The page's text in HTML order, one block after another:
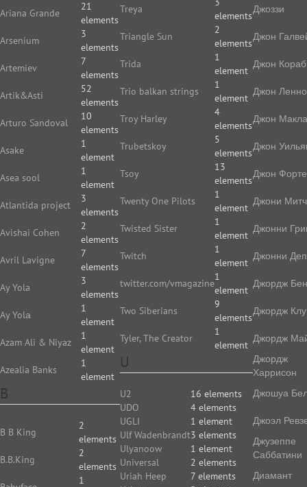
Ariana Grande
21
elements
Arsenium
3
elements
Artemiev
7
elements
Artik&Asti
52
elements
Arturo Sandoval
10
elements
Asake
1
element
Asea sool
1
element
Atlantida project
3
elements
Avishai Cohen
2
elements
Avril Lavigne
7
elements
Ay Yola
3
elements
Ay Yolа
1
element
Azam Ali & Niyaz
1
element
Azealia Banks
1
element
B
B B King
2
elements
B.B.King
2
elements
1
Treya
elements
Triangle Sun
2
elements
Trida
1
element
Trio balkan strings
1
element
Troy Harley
4
elements
Trubetskoy
5
elements
Tsoy
13
elements
Twenty One Pilots
1
element
Twisted Sister
1
element
Twitch
1
element
twitter.com/vmagazine
1
element
Two Siberians
9
elements
Tyler, The Creator
1
element
U
U2
16 elements
UDO
4 elements
UGLI
1 element
Ulf Wadenbrandt3 elements
Ulyanoow
1 element
Universal
2 elements
Uriah Heep
7 elements
Джоззи
Джон
Джон
Джон
Джон
Джон
Джон Форте
Джони
Джонни
Джонни
Джордж
Джордж
Джордж
Джордж
Харрисон
Джошуа
Джоэл
Джузеппе
Саббатини
Диамант